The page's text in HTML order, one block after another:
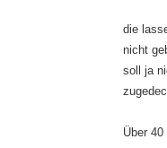
die
nicht
soll ja
Über